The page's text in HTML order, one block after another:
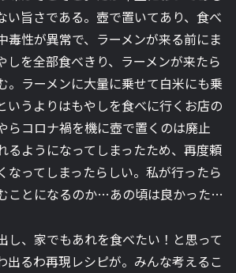
い旨さである。壺で置いてあり、食べ
毒性が異常で、ラーメンが来る前にま
しを全部食べきり、ラーメンが来たら
。ラーメンに大量に乗せて白米にも乗
うよりはもやしを食べに行くお店の
らコロナ禍を機に壺で置くのは廃止
るようになってしまったため、再度頼
なってしまったらしい。私が行ったら
ことになるのか…あの頃は良かった…
し、家でもあれを食べたい！と思って
出るわ再現レシピが。みんな考えるこ